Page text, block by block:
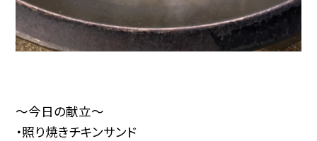
～今日の献立～
・照り焼きチキンサンド